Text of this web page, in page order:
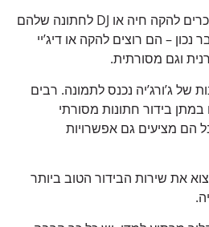
בעבר, רוב האנשים היו שוכרים להקה חיה או DJ לחתונה שלהם
– הם רוצים להקה או דיג’יי
וגם מסורתית.
ג’ורג’יה נכנס לתמונה. רבים
בידור חתונות מסורתי
מציעים גם אפשרויות
שירות הבידור הטוב ביותר